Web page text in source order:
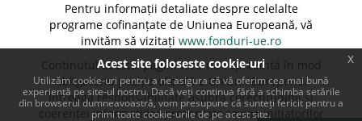
Pentru informații detaliate despre celelalte
programe cofinanțate de Uniunea Europeană, vă
invităm să vizitați www.fonduri-ue.ro
Conținutul acestei pagini web nu reprezintă în mod
obligatoriu poziția oficială a Uniunii Europene.
Întreaga responsabilitate asupra corectitudinii și
coerenței informațiilor prezentate revine inițiatorilor
Acest site foloseste cookie-uri
Utilizăm cookie-uri pentru a ne asigura că vă oferim cea mai bună
experiență pe site-ul nostru. Dacă veți continua fără a schimba setările
din browserul dumneavoastră, vom presupune că sunteți fericit pentru a
primi toate cookie-urile de pe acest site.
x